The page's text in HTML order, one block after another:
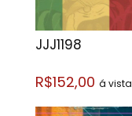
JJJ1198
R$152,00 á vista